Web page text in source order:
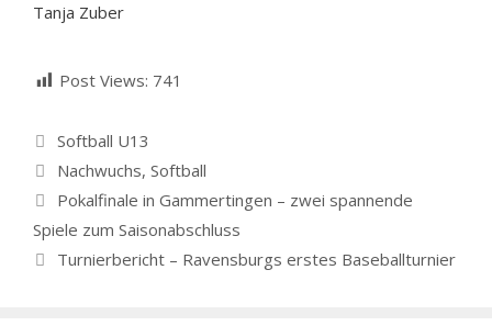
Tanja Zuber
Post Views: 741
Kategorien
Softball U13
Schlagwörter
Nachwuchs, Softball
Pokalfinale in Gammertingen – zwei spannende
Spiele zum Saisonabschluss
Turnierbericht – Ravensburgs erstes Baseballturnier